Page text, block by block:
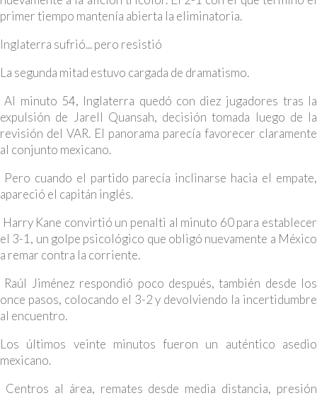
primer tiempo mantenía abierta la eliminatoria.
Inglaterra sufrió... pero resistió
La segunda mitad estuvo cargada de dramatismo.
Al minuto 54, Inglaterra quedó con diez jugadores tras la
expulsión de Jarell Quansah, decisión tomada luego de la
revisión del VAR. El panorama parecía favorecer claramente
al conjunto mexicano.
Pero cuando el partido parecía inclinarse hacia el empate,
apareció el capitán inglés.
Harry Kane convirtió un penalti al minuto 60 para establecer
el 3-1, un golpe psicológico que obligó nuevamente a México
a remar contra la corriente.
Raúl Jiménez respondió poco después, también desde los
once pasos, colocando el 3-2 y devolviendo la incertidumbre
al encuentro.
Los últimos veinte minutos fueron un auténtico asedio
mexicano.
Centros al área, remates desde media distancia, presión